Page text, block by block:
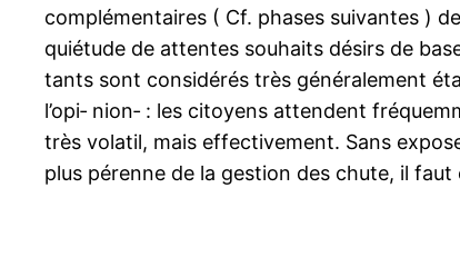
complémentaires ( Cf. phases suivantes )
quiétude de attentes souhaits désirs de
tants sont considérés très généralement
l’opi‑ nion‑ : les citoyens attendent
très volatil, mais effectivement. Sans
plus pérenne de la gestion des chute, il